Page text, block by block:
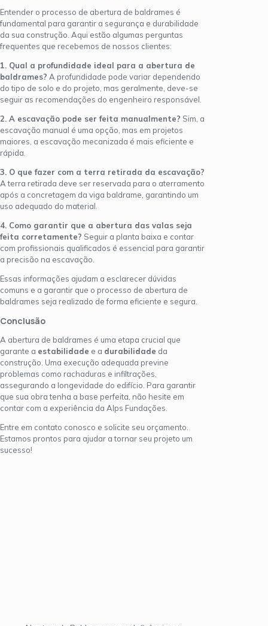
Entender o processo de abertura de baldrames é
fundamental para garantir a segurança e durabilidade
da sua construção. Aqui estão algumas perguntas
frequentes que recebemos de nossos clientes:
1. Qual a profundidade ideal para a abertura de
baldrames? A profundidade pode variar dependendo
do tipo de solo e do projeto, mas geralmente, deve-se
seguir as recomendações do engenheiro responsável.
2. A escavação pode ser feita manualmente? Sim, a
escavação manual é uma opção, mas em projetos
maiores, a escavação mecanizada é mais eficiente e
rápida.
3. O que fazer com a terra retirada da escavação?
A terra retirada deve ser reservada para o aterramento
após a concretagem da viga baldrame, garantindo um
uso adequado do material.
4. Como garantir que a abertura das valas seja
feita corretamente? Seguir a planta baixa e contar
com profissionais qualificados é essencial para garantir
a precisão na escavação.
Essas informações ajudam a esclarecer dúvidas
comuns e a garantir que o processo de abertura de
baldrames seja realizado de forma eficiente e segura.
Conclusão
A abertura de baldrames é uma etapa crucial que
garante a estabilidade e a durabilidade da
construção. Uma execução adequada previne
problemas como rachaduras e infiltrações,
assegurando a longevidade do edifício. Para garantir
que sua obra tenha a base perfeita, não hesite em
contar com a experiência da Alps Fundações.
Entre em contato conosco e solicite seu orçamento.
Estamos prontos para ajudar a tornar seu projeto um
sucesso!